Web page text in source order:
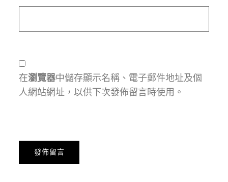
在瀏覽器中儲存顯示名稱、電子郵件地址及個
人網站網址，以供下次發佈留言時使用。